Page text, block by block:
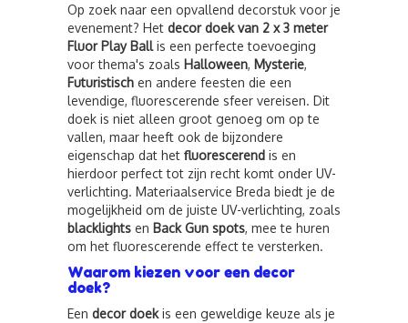
Op zoek naar een opvallend decorstuk voor je
evenement? Het decor doek van 2 x 3 meter
Fluor Play Ballis een perfecte toevoeging
voor thema's zoals Halloween, Mysterie,
Futuristisch en andere feesten die een
levendige, fluorescerende sfeer vereisen. Dit
doek is niet alleen groot genoeg om op te
vallen, maar heeft ook de bijzondere
eigenschap dat het fluorescerend is en
hierdoor perfect tot zijn recht komt onder UV-
verlichting. Materiaalservice Breda biedt je de
mogelijkheid om de juiste UV-verlichting, zoals
blacklights en Back Gun spots, mee te huren
om het fluorescerende effect te versterken.
Waarom kiezen voor een decor
doek?
Een decor doekis een geweldige keuze als je